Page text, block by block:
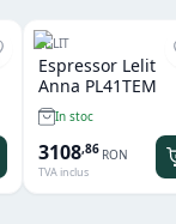
LELIT
Espressor Lelit
Anna PL41TEM
In stoc
3108,86 RON
TVA inclus